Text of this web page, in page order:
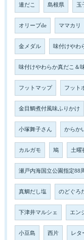
連だこ 島根県 玉
オリーブde ママカリ
金メダル 味付けやわ
味付けやわらか真だこ＆
フットマップ フット
金目鯛煮付風味ふりかけ
小塚舞子さん からか
カルガモ 鳩 土曜
瀬戸内海国立公園指定88
真鯛だし塩 のどぐろ
下津井マルシェ エン
小豆島 西片 レタ